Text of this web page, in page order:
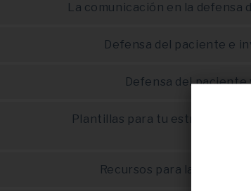
La comunicación en la defensa
Defensa del paciente e
Defensa del paciente
Plantillas para tu estrategia de
Recursos para la defensa